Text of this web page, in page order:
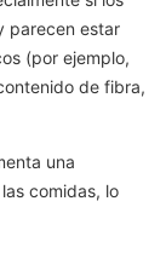
parecen estar
(por ejemplo,
de fibra,
una
comidas, lo